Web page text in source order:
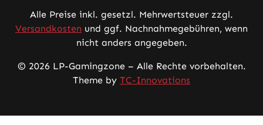
Alle Preise inkl. gesetzl. Mehrwertsteuer zzgl.
Versandkosten und ggf. Nachnahmegebühren, wenn
nicht anders angegeben.
© 2026 LP-Gamingzone – Alle Rechte vorbehalten.
Theme by TC-Innovations